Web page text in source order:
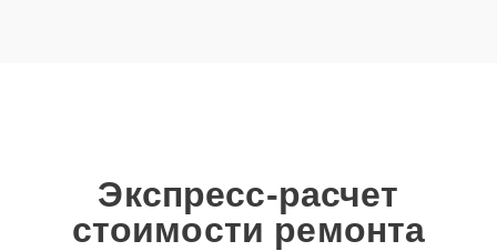
Экспресс-расчет
стоимости ремонта